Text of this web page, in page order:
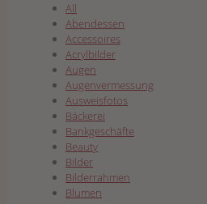
All
Abendessen
Accessoires
Acrylbilder
Augen
Augenvermessung
Ausweisfotos
Bäckerei
Bankgeschäfte
Beauty
Bilder
Bilderrahmen
Blumen